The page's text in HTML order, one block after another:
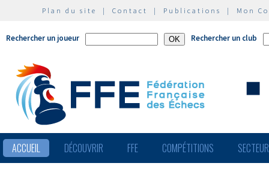
Plan du site | Contact | Publications | Mon
Rechercher un joueur Rechercher un club
ACCUEIL DÉCOUVRIR FFE COMPÉTITIONS